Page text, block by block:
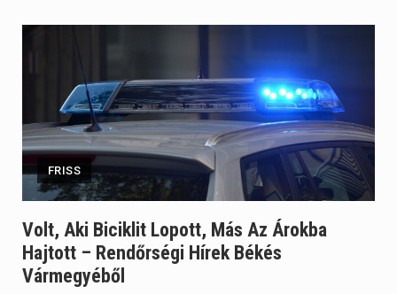
FRISS
Volt, Aki Biciklit Lopott, Más Az Árokba
Hajtott – Rendőrségi Hírek Békés
Vármegyéből